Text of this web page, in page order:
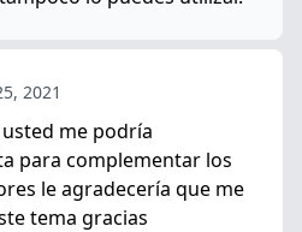
2021
me podría
para complementar los
le agradecería que me
tema gracias